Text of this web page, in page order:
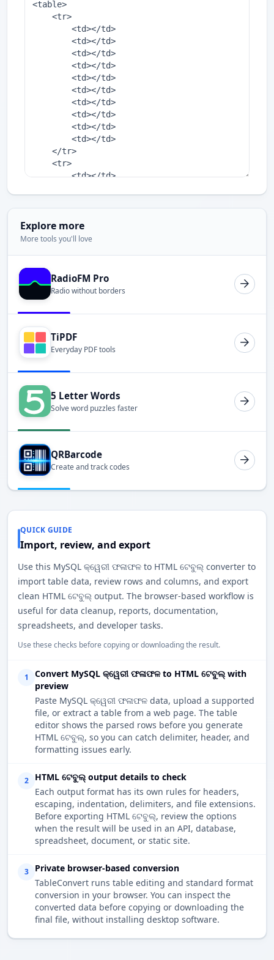
Explore more
More tools you'll love
RadioFM Pro
Radio without borders
TiPDF
Everyday PDF tools
5 Letter Words
Solve word puzzles faster
QRBarcode
Create and track codes
QUICK GUIDE
Import, review, and export
Use this MySQL କ୍ୱେରୀ ଫଳାଫଳ to HTML ଟେବୁଲ୍ converter to
import table data, review rows and columns, and export
clean HTML ଟେବୁଲ୍ output. The browser-based workflow is
useful for data cleanup, reports, documentation,
spreadsheets, and developer tasks.
Use these checks before copying or downloading the result.
1
Convert MySQL କ୍ୱେରୀ ଫଳାଫଳ to HTML ଟେବୁଲ୍ with
preview
Paste MySQL କ୍ୱେରୀ ଫଳାଫଳ data, upload a supported
file, or extract a table from a web page. The table
editor shows the parsed rows before you generate
HTML ଟେବୁଲ୍, so you can catch delimiter, header, and
formatting issues early.
2
HTML ଟେବୁଲ୍ output details to check
Each output format has its own rules for headers,
escaping, indentation, delimiters, and file extensions.
Before exporting HTML ଟେବୁଲ୍, review the options
when the result will be used in an API, database,
spreadsheet, document, or static site.
3
Private browser-based conversion
TableConvert runs table editing and standard format
conversion in your browser. You can inspect the
converted data before copying or downloading the
final file, without installing desktop software.